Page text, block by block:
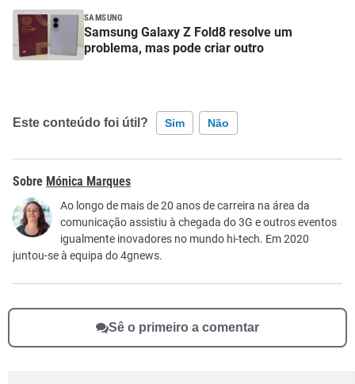
SAMSUNG
Samsung Galaxy Z Fold8 resolve um
problema, mas pode criar outro
Este conteúdo foi útil? Sim Não
Este conteúdo contém informação incorreta
Este conteúdo não tem a informação que procuro
Outro
Mónica Marques
Ao longo de mais de 20 anos de carreira na área da
comunicação assistiu à chegada do 3G e outros eventos
igualmente inovadores no mundo hi-tech. Em 2020
juntou-se à equipa do 4gnews.
Sê o primeiro a comentar